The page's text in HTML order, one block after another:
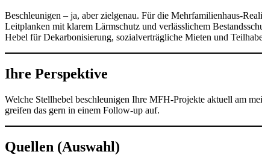
Beschleunigen – ja, aber zielgenau. Für die Mehrfamilienhaus-
Leitplanken mit klarem Lärmschutz und verlässlichem
Hebel für Dekarbonisierung, sozialverträgliche Mieten und
Ihre Perspektive
Welche Stellhebel beschleunigen Ihre MFH-Projekte aktuell am
greifen das gern in einem Follow-up auf.
Quellen (Auswahl)